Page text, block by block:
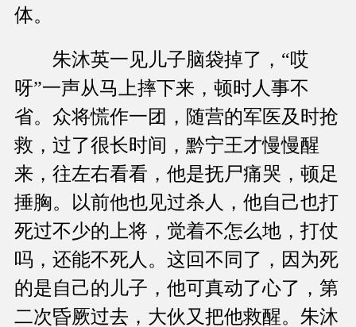
体。
朱沐英一见儿子脑袋掉了，“哎
呀”一声从马上摔下来，顿时人事不
省。众将慌作一团，随营的军医及时抢
救，过了很长时间，黔宁王才慢慢醒
来，往左右看看，他是抚尸痛哭，顿足
捶胸。以前他也见过杀人，他自己也打
死过不少的上将，觉着不怎么地，打仗
吗，还能不死人。这回不同了，因为死
的是自己的儿子，他可真动了心了，第
二次昏厥过去，大伙又把他救醒。朱沐